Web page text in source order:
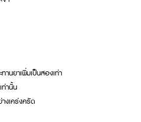
านยาเพิ่มเป็นสองเท่า
ท่านั้น
งเคร่งครัด